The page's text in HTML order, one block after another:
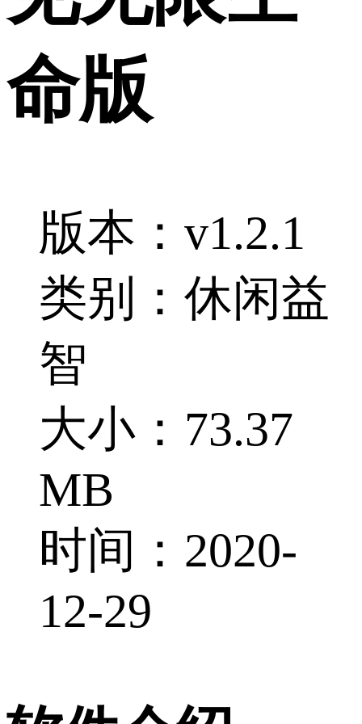
命版
版本：v1.2.1
类别：休闲益
智
大小：73.37
MB
时间：2020-
12-29